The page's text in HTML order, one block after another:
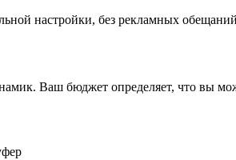
настройки, без рекламных
Ваш бюджет определяет, что вы